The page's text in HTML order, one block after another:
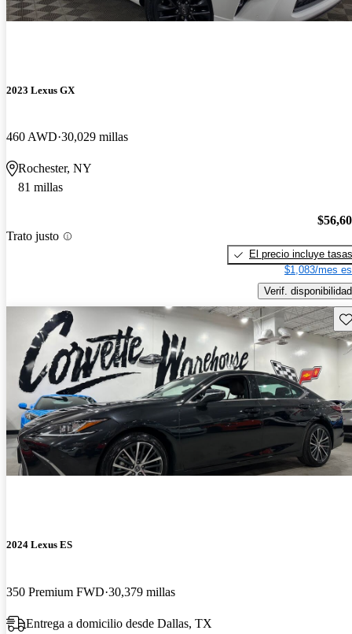
2023 Lexus GX
460 AWD 30,029 millas
Rochester, NY
81 millas
Trato justo
El precio incluye tasas
$1,083/mes
Verif. disponibilidad
2024 Lexus ES
350 Premium FWD 30,379 millas
Entrega a domicilio desde Dallas, TX